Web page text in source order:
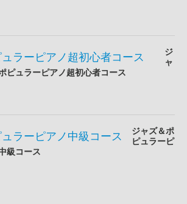
ジ
ャ
ピュラーピアノ超初心者コース
ジャズ＆ポ
ピュラーピ
級コース